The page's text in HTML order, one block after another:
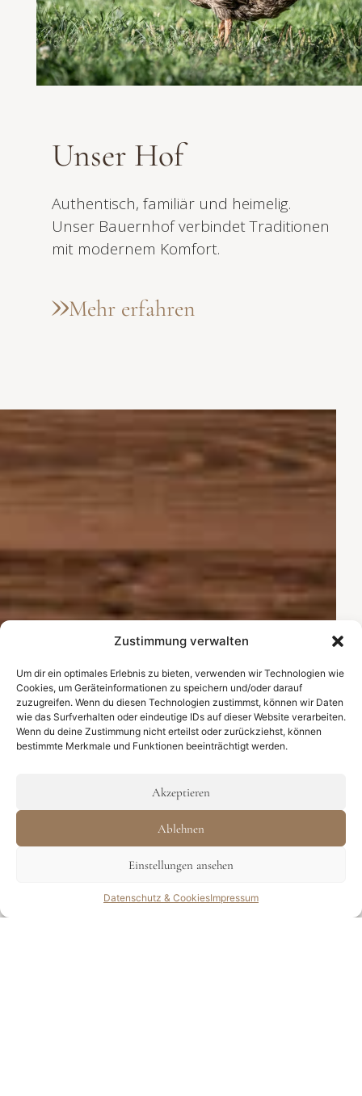
Zustimmung verwalten
Um dir ein optimales Erlebnis zu bieten, verwenden wir Technologien wie
Cookies, um Geräteinformationen zu speichern und/oder darauf
zuzugreifen. Wenn du diesen Technologien zustimmst, können wir Daten
wie das Surfverhalten oder eindeutige IDs auf dieser Website verarbeiten.
Wenn du deine Zustimmung nicht erteilst oder zurückziehst, können
bestimmte Merkmale und Funktionen beeinträchtigt werden.
Akzeptieren
Ablehnen
Einstellungen ansehen
Datenschutz & CookiesImpressum
Unser Hof
Authentisch, familiär und heimelig.
Unser Bauernhof verbindet Traditionen
mit modernem Komfort.
Mehr erfahren